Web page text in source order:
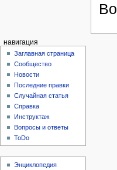
навигация
Заглавная страница
Сообщество
Новости
Последние правки
Случайная статья
Справка
Инструктаж
Вопросы и ответы
ToDo
Энциклопедия